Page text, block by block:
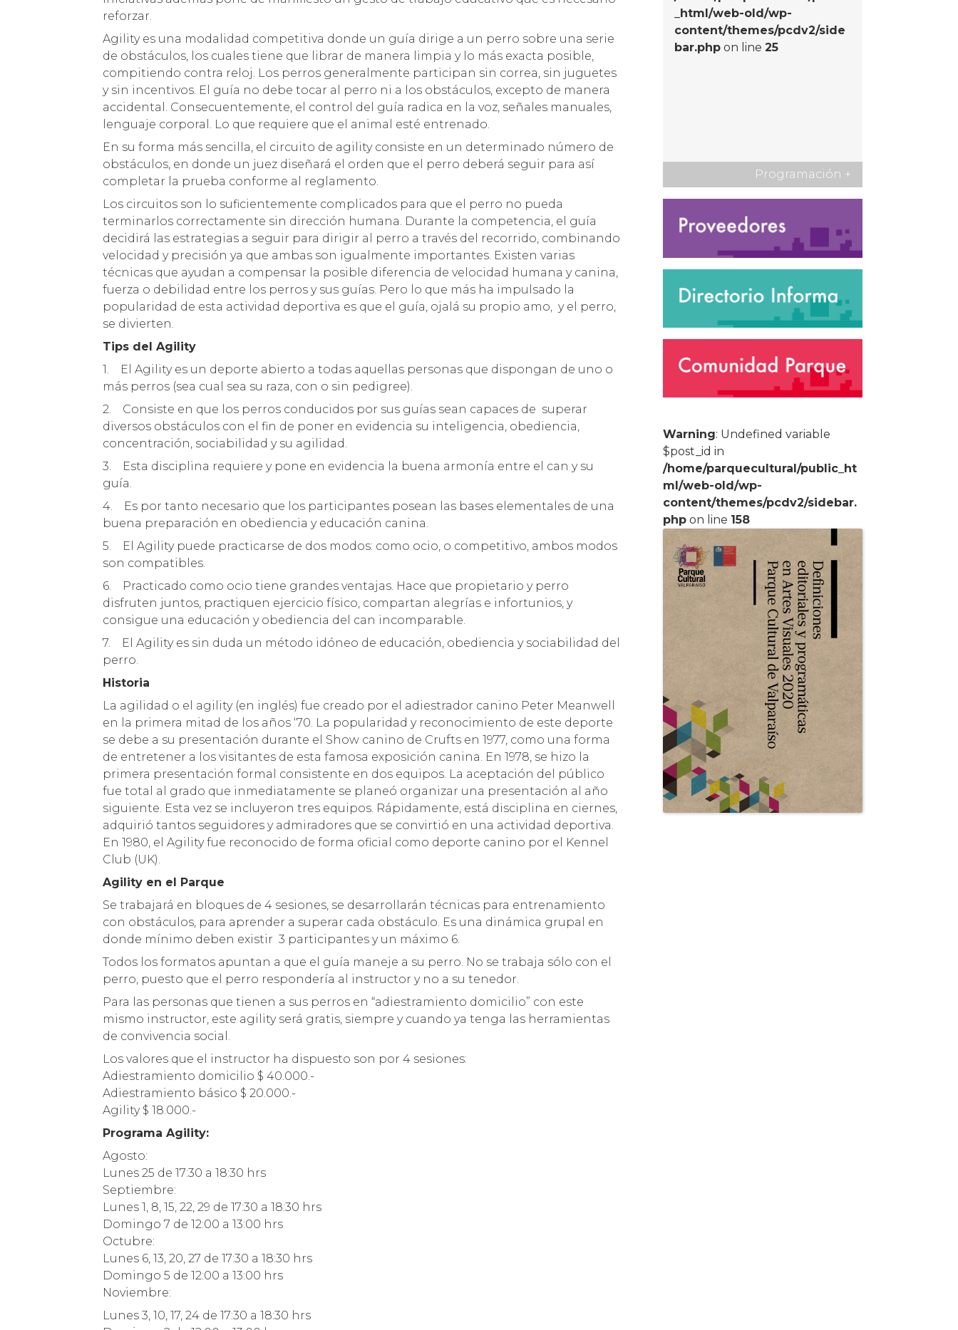
reforzar.
Agility es una modalidad competitiva donde un guía dirige a un perro sobre una serie
de obstáculos, los cuales tiene que librar de manera limpia y lo más exacta posible,
compitiendo contra reloj. Los perros generalmente participan sin correa, sin juguetes
y sin incentivos. El guía no debe tocar al perro ni a los obstáculos, excepto de manera
accidental. Consecuentemente, el control del guía radica en la voz, señales manuales,
lenguaje corporal. Lo que requiere que el animal esté entrenado.
En su forma más sencilla, el circuito de agility consiste en un determinado número de
obstáculos, en donde un juez diseñará el orden que el perro deberá seguir para así
completar la prueba conforme al reglamento.
Los circuitos son lo suficientemente complicados para que el perro no pueda
terminarlos correctamente sin dirección humana. Durante la competencia, el guía
decidirá las estrategias a seguir para dirigir al perro a través del recorrido, combinando
velocidad y precisión ya que ambas son igualmente importantes. Existen varias
técnicas que ayudan a compensar la posible diferencia de velocidad humana y canina,
fuerza o debilidad entre los perros y sus guías. Pero lo que más ha impulsado la
popularidad de esta actividad deportiva es que el guía, ojalá su propio amo, y el perro,
se divierten.
Tips del Agility
1. El Agility es un deporte abierto a todas aquellas personas que dispongan de uno o
más perros (sea cual sea su raza, con o sin pedigree).
2. Consiste en que los perros conducidos por sus guías sean capaces de superar
diversos obstáculos con el fin de poner en evidencia su inteligencia, obediencia,
concentración, sociabilidad y su agilidad.
3. Esta disciplina requiere y pone en evidencia la buena armonía entre el can y su
guía.
4. Es por tanto necesario que los participantes posean las bases elementales de una
buena preparación en obediencia y educación canina.
5. El Agility puede practicarse de dos modos: como ocio, o competitivo, ambos modos
son compatibles.
6. Practicado como ocio tiene grandes ventajas. Hace que propietario y perro
disfruten juntos, practiquen ejercicio físico, compartan alegrías e infortunios, y
consigue una educación y obediencia del can incomparable.
7. El Agility es sin duda un método idóneo de educación, obediencia y sociabilidad del
perro.
Historia
La agilidad o el agility (en inglés) fue creado por el adiestrador canino Peter Meanwell
en la primera mitad de los años ‘70. La popularidad y reconocimiento de este deporte
se debe a su presentación durante el Show canino de Crufts en 1977, como una forma
de entretener a los visitantes de esta famosa exposición canina. En 1978, se hizo la
primera presentación formal consistente en dos equipos. La aceptación del público
fue total al grado que inmediatamente se planeó organizar una presentación al año
siguiente. Esta vez se incluyeron tres equipos. Rápidamente, está disciplina en ciernes,
adquirió tantos seguidores y admiradores que se convirtió en una actividad deportiva.
En 1980, el Agility fue reconocido de forma oficial como deporte canino por el Kennel
Club (UK).
Agility en el Parque
Se trabajará en bloques de 4 sesiones, se desarrollarán técnicas para entrenamiento
con obstáculos, para aprender a superar cada obstáculo. Es una dinámica grupal en
donde mínimo deben existir 3 participantes y un máximo 6.
Todos los formatos apuntan a que el guía maneje a su perro. No se trabaja sólo con el
perro, puesto que el perro respondería al instructor y no a su tenedor.
Para las personas que tienen a sus perros en “adiestramiento domicilio” con este
mismo instructor, este agility será gratis, siempre y cuando ya tenga las herramientas
de convivencia social.
Los valores que el instructor ha dispuesto son por 4 sesiones:
Adiestramiento domicilio $ 40.000.-
Adiestramiento básico $ 20.000.-
Agility $ 18.000.-
Programa Agility:
Agosto:
Lunes 25 de 17:30 a 18:30 hrs
Septiembre:
Lunes 1, 8, 15, 22, 29 de 17:30 a 18:30 hrs
Domingo 7 de 12:00 a 13:00 hrs
Octubre:
Lunes 6, 13, 20, 27 de 17:30 a 18:30 hrs
Domingo 5 de 12:00 a 13:00 hrs
Noviembre:
Lunes 3, 10, 17, 24 de 17:30 a 18:30 hrs
_html/web-old/wp-
content/themes/pcdv2/side
bar.php on line25
Programación +
Warning: Undefined variable
$post_id in
/home/parquecultural/public_ht
ml/web-old/wp-
content/themes/pcdv2/sidebar.
php on line 158